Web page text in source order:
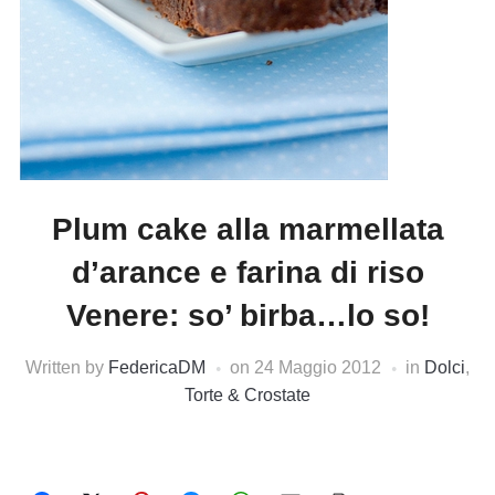
Plum cake alla marmellata
d’arance e farina di riso
Venere: so’ birba…lo so!
Written by FedericaDM on 24 Maggio 2012 in Dolci,
Torte & Crostate